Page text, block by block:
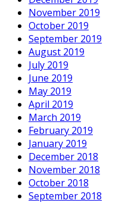
November 2019
October 2019
September 2019
August 2019
July 2019
June 2019
May 2019
April 2019
March 2019
February 2019
January 2019
December 2018
November 2018
October 2018
September 2018